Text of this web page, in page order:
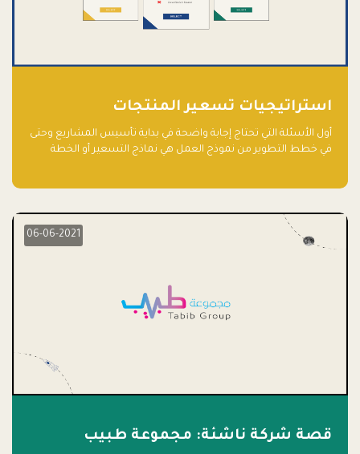
استراتيجيات تسعير المنتجات
أول الأسئلة التي تحتاج إجابة واضحة في بداية تأسيس المشاريع وحتى
في خطط التطوير من نموذج العمل هي نماذج التسعير أو الخطة
06-06-2021
قصة شركة ناشئة: مجموعة طبيب